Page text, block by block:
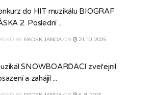
do HIT muzikálu BIOGRAF
2. Poslední ...
BY RADEK JANDA ON 21. 10. 2025
SNOWBOARĎÁCI zveřejnil
a zahájil ...